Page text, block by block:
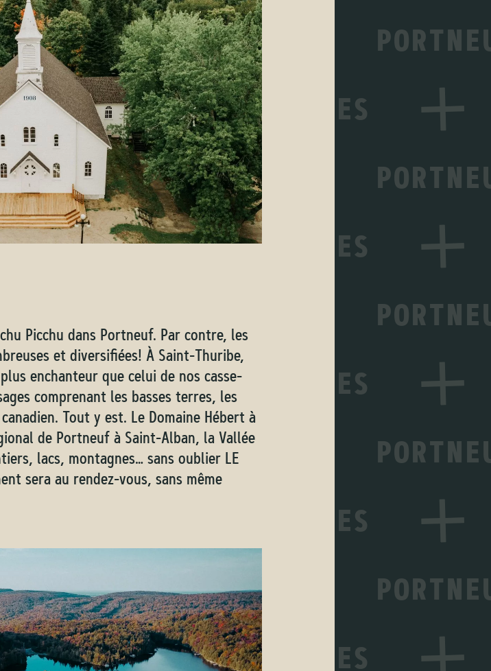
Picchu dans Portneuf. Par contre, les
et diversifiées! À Saint-Thuribe,
enchanteur que celui de nos casse-
comprenant les basses terres, les
Tout y est. Le Domaine Hébert à
de Portneuf à Saint-Alban, la Vallée
lacs, montagnes… sans oublier LE
sera au rendez-vous, sans même